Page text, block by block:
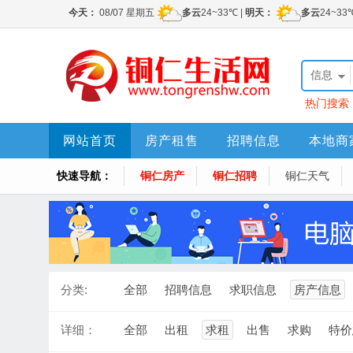
信息
热门搜索
网站首页 房产租售 招聘信息 本地商
快速导航： 铜仁房产 铜仁招聘 铜仁天气
分类: 全部 招聘信息 求职信息 房产信息
详细： 全部 出租 求租 出售 求购 特